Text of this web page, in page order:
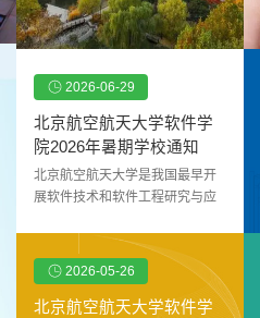
2026-06-29
北京航空航天大学软件学
院2026年暑期学校通知
北京航空航天大学是我国最早开
展软件技术和软件工程研究与应
立于2002年，入选首批37所国家
示范性软件学院，首批33所国家
特色化示范性软件学院，首批软
件工程国家一级本科专业建设
2026-05-26
北京航空航天大学软件学